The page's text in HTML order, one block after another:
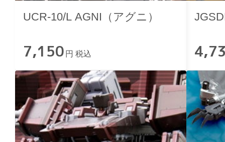
UCR-10/L AGNI（アグニ）
7,150 円 税込